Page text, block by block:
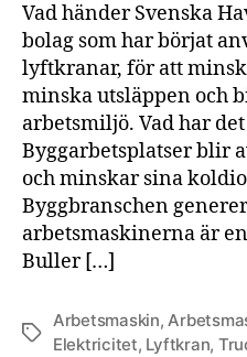
Vad händer Svenska
bolag som har börjat
lyftkranar, för att
minska utsläppen och
arbetsmiljö. Vad har
Byggarbetsplatser blir
och minskar sina
Byggbranschen
arbetsmaskinerna är
Buller […]
Etiketter
Arbetsmaskin,
Elektricitet, Lyftkran,